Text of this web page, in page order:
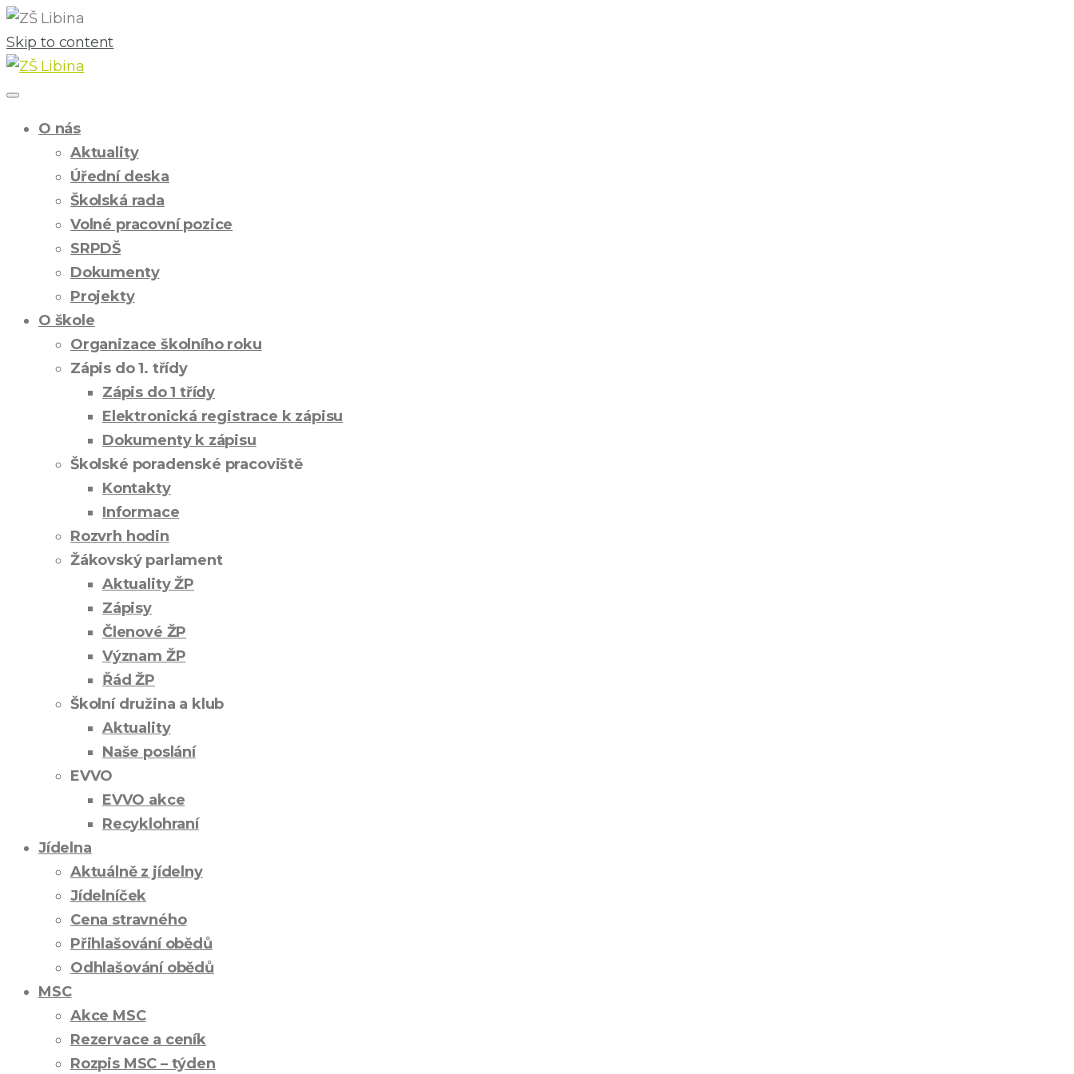
Skip to content
O nás
Aktuality
Úřední deska
Školská rada
Volné pracovní pozice
SRPDŠ
Dokumenty
Projekty
O škole
Organizace školního roku
Zápis do 1. třídy
Zápis do 1 třídy
Elektronická registrace k zápisu
Dokumenty k zápisu
Školské poradenské pracoviště
Kontakty
Informace
Rozvrh hodin
Žákovský parlament
Aktuality ŽP
Zápisy
Členové ŽP
Význam ŽP
Řád ŽP
Školní družina a klub
Aktuality
Naše poslání
EVVO
EVVO akce
Recyklohraní
Jídelna
Aktuálně z jídelny
Jídelníček
Cena stravného
Přihlašování obědů
Odhlašování obědů
MSC
Akce MSC
Rezervace a ceník
Rozpis MSC – týden